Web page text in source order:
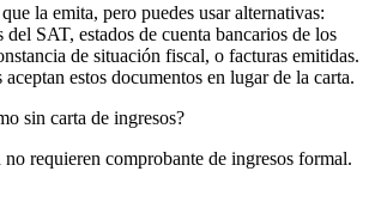
la emita, pero puedes usar alternativas:
del SAT, estados de cuenta bancarios de los
de situación fiscal, o facturas emitidas.
estos documentos en lugar de la carta.
sin carta de ingresos?
requieren comprobante de ingresos formal.